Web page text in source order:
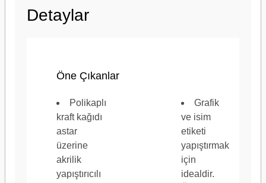
Markalar
Otomotiv OEM Özellikleri
FCA MS-
Detaylar
Öne Çıkanlar
Polikaplı
kraft kağıdı
astar
üzerine
akrilik
yapıştırıcılı
Grafik
ve isim
etiketi
yapıştırmak
için
idealdir.